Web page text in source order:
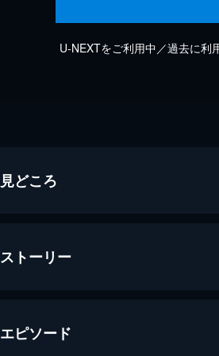
U-NEXTをご利用中／過去に利
見どころ
ストーリー
エピソード